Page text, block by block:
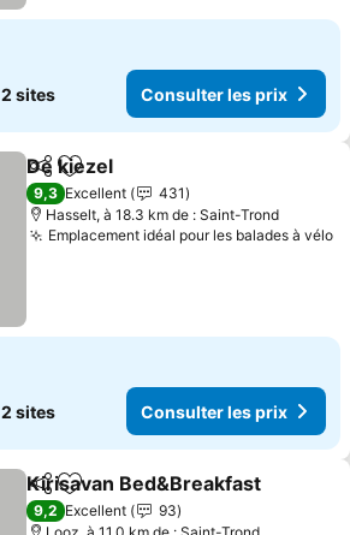
2 sites Consulter les prix
PartagerAjouter à mes favoris
De kiezel
9,3 Excellent
431
Hasselt, à 18.3 km de : Saint-Trond
Emplacement idéal pour les balades à vélo
2 sites Consulter les prix
PartagerAjouter à mes favoris
Kirisavan Bed&Breakfast
9,2 Excellent
93